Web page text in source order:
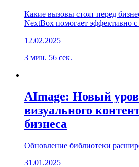
Какие вызовы стоят перед
NextBox помогает эффективно с
12.02.2025
3 мин. 56 сек.
AImage: Новый
визуального
бизнеса
Обновление библиотеки
31.01.2025